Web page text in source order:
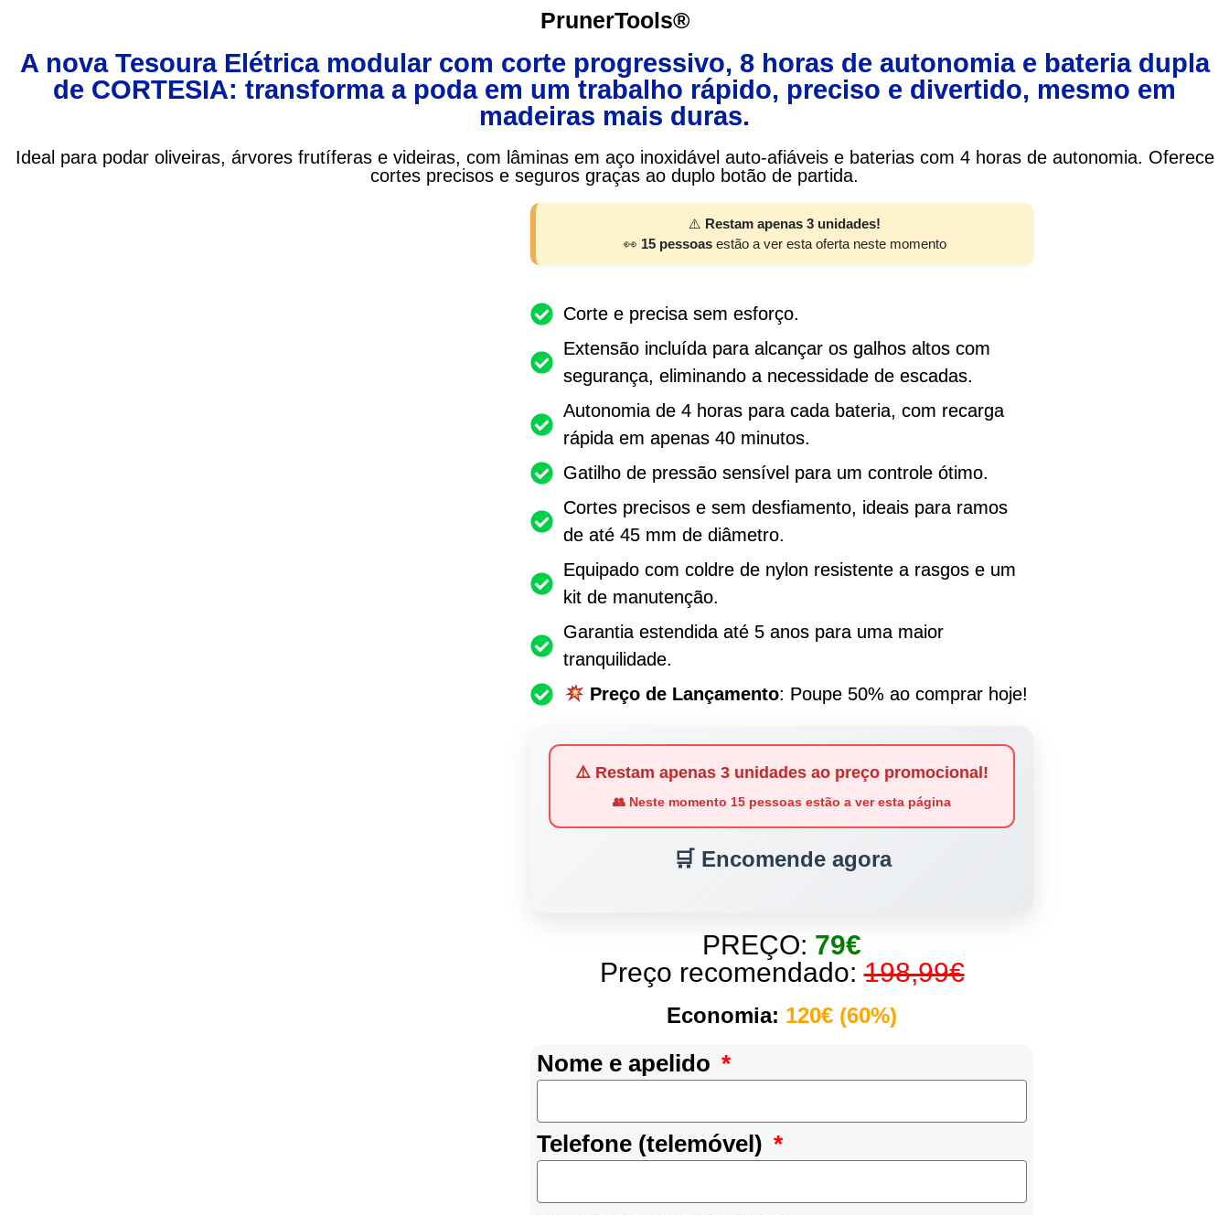
PrunerTools®
A nova Tesoura Elétrica modular com corte progressivo, 8 horas de autonomia e bateria dupla
de CORTESIA: transforma a poda em um trabalho rápido, preciso e divertido, mesmo em
madeiras mais duras.
Ideal para podar oliveiras, árvores frutíferas e videiras, com lâminas em aço inoxidável auto-afiáveis e baterias com 4 horas de autonomia. Oferece
cortes precisos e seguros graças ao duplo botão de partida.
⚠️ Restam apenas 3 unidades!
👀 15 pessoasestão a ver esta oferta neste momento
Corte e precisa sem esforço.
Extensão incluída para alcançar os galhos altos com
segurança, eliminando a necessidade de escadas.
Autonomia de 4 horas para cada bateria, com recarga
rápida em apenas 40 minutos.
Gatilho de pressão sensível para um controle ótimo.
Cortes precisos e sem desfiamento, ideais para ramos
de até 45 mm de diâmetro.
Equipado com coldre de nylon resistente a rasgos e um
kit de manutenção.
Garantia estendida até 5 anos para uma maior
tranquilidade.
Preço de Lançamento: Poupe 50% ao comprar hoje!
⚠️ Restam apenas 3 unidades ao preço promocional!
👥 Neste momento 15 pessoas estão a ver esta página
🛒 Encomende agora
PREÇO: 79€
Preço recomendado:198,99€
Economia: 120€ (60%)
Nome e apelido
Telefone (telemóvel)